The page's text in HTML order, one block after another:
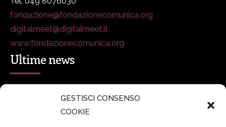
GESTISCI CONSENSO
COOKIE
fondazione@fondazionecomunica.org
digitalmeet@digitalmeet.it
www.fondazionecomunica.org
Ultime news
secsolutionforum 2026: è Bologna la nuova capitale
italiana della security